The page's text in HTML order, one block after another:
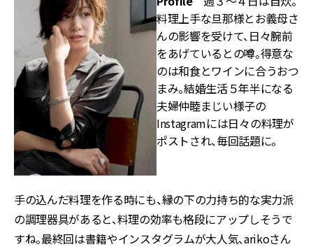
料理上手な旦那様とお義母さ
んの影響を受けて、日々腕前
をあげているとの噂。得意な
のは和食とワインに合うおつ
まみ。結婚生活５年半になる
夫婦仲睦まじい様子の
Instagramには日々の料理が
ポストされ、毎回話題に。
手の込んだ料理を作る時にも、縁の下の力持ち的な実力派
の調理器具があると、料理の効率も格段にアップしそうで
すね。最終回は書籍やインスタグラムが大人気、arikoさん